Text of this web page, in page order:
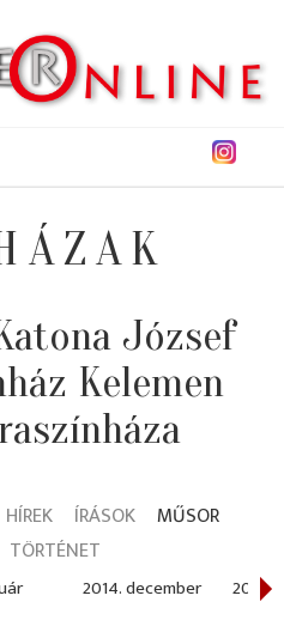
József
Kelemen
HÍREK ÍRÁSOK
MŰSOR
TÖRTÉNET
2014. december 2014.